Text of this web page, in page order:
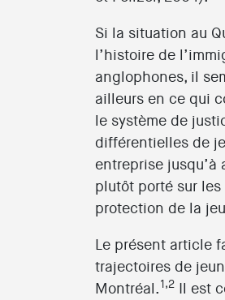
Si la situation au
l’histoire de
anglophones, il
ailleurs en ce qui
le système de
différentielles de
entreprise jusqu’à
plutôt porté sur
protection de la
Le présent article
trajectoires de
Montréal.1,2 Il est